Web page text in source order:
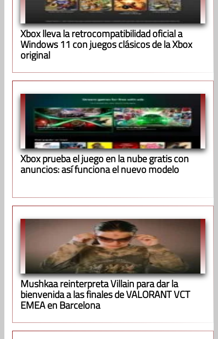
Xbox lleva la retrocompatibilidad oficial a
Windows 11 con juegos clásicos de la Xbox
original
Xbox prueba el juego en la nube gratis con
anuncios: así funciona el nuevo modelo
Mushkaa reinterpreta Villain para dar la
bienvenida a las finales de VALORANT VCT
EMEA en Barcelona